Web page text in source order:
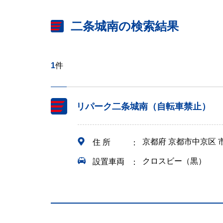
二条城南の検索結果
1件
リパーク二条城南（自転車禁止）
住 所 京都府 京都市中京区
設置車両 クロスビー（黒）